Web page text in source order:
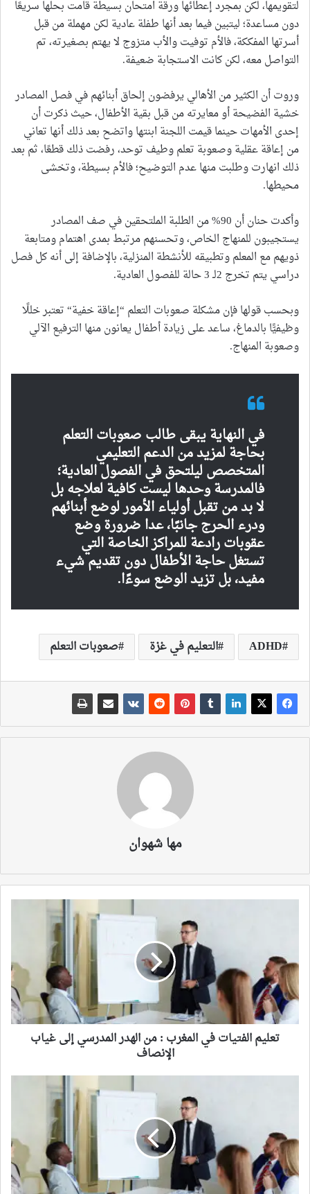
لتقويمها، لكن بمجرد إعطائها ورقة امتحان بسيطة قامت بحلها سريعًا
دون مساعدة؛ ليتبين فيما بعد أنها طفلة عادية لكن مهملة من قبل
أسرتها المفككة، فالأم توفيت والأب متزوج لا يهتم بصغيرته، تم
التواصل معه، لكن كانت الاستجابة ضعيفة.
وروت أن الكثير من الأهالي يرفضون إلحاق أبنائهم في فصل المصادر
خشية الفضيحة أو معايرته من قبل بقية الأطفال، حيث ذكرت أن
إحدى الأمهات حينما قيمت اللجنة ابنتها واتضح بعد ذلك أنها تعاني
من إعاقة عقلية وصعوبة تعلم وطيف توحد، رفضت ذلك قطعًا، ثم بعد
ذلك انهارت وطلبت منها عدم التوضيح؛ فالأم بسيطة، وتخشى
محيطها.
وأكدت حنان أن 90% من الطلبة الملتحقين في صف المصادر
يستجيبون للمنهاج الخاص، وتحسنهم مرتبط بمدى اهتمام ومتابعة
ذويهم مع المعلم وتطبيقه للأنشطة المنزلية، بالإضافة إلى أنه كل فصل
دراسي يتم تخرج 2لـ 3 حالة للفصول العادية.
وبحسب قولها فإن مشكلة صعوبات التعلم “إعاقة خفية“ تعتبر خللًا
وظيفيًّا بالدماغ، ساعد على زيادة أطفال يعانون منها الترفيع الآلي
وصعوبة المنهاج.
في النهاية يبقى طالب صعوبات التعلم
بحاجة لمزيد من الدعم التعليمي
المتخصص ليلتحق في الفصول العادية؛
فالمدرسة وحدها ليست كافية لعلاجه بل
لا بد من تقبل أولياء الأمور لوضع أبنائهم
ودرء الحرج جانبًا، عدا ضرورة وضع
عقوبات رادعة للمراكز الخاصة التي
تستغل حاجة الأطفال دون تقديم شيء
مفيد، بل تزيد الوضع سوءًا.
ADHD التعليم في غزة صعوبات التعلم
مها شهوان
:
من
الهدر
المدرسي
إلى
غيابتعليم الفتيات في المغرب : من الهدر المدرسي إلى غياب
الإنصاف
…
بعضها
تصارع
من